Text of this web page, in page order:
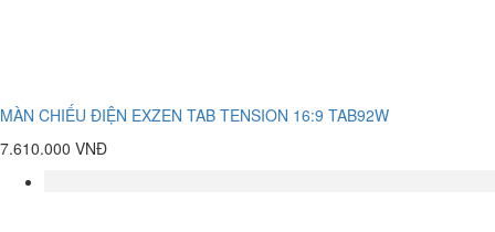
MÀN CHIẾU ĐIỆN EXZEN TAB TENSION 16:9 TAB92W
7.610.000 VNĐ